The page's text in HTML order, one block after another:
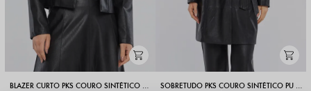
BLAZER CURTO PKS COURO SINTÉTICO PU PRETO
SOBRETUDO PKS COURO SINTÉTICO PU PRETO